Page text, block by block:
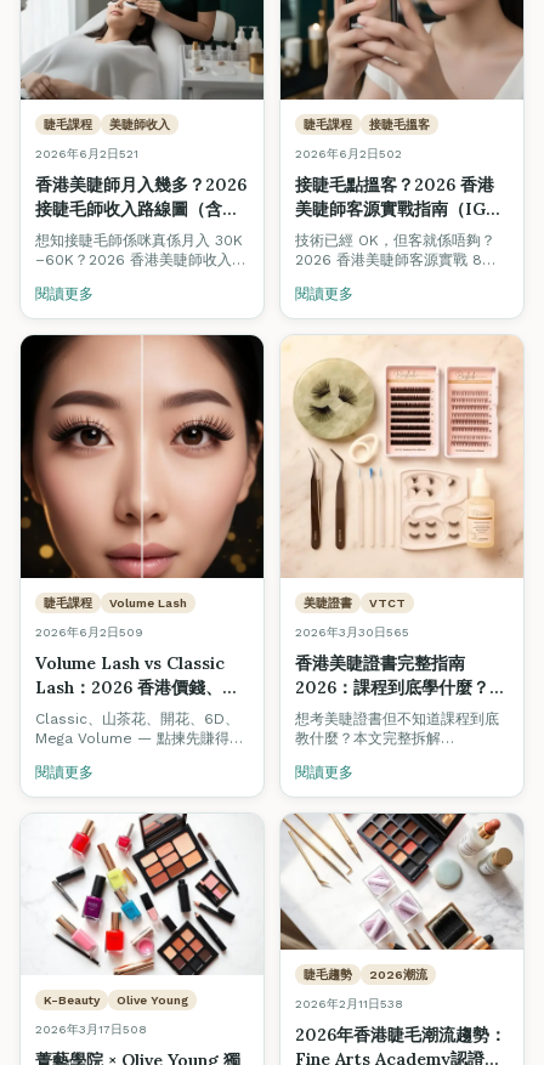
睫毛課程 美睫師收入
2026年6月2日521
香港美睫師月入幾多？2026
接睫毛師收入路線圖（含即
時試算機）
想知接睫毛師係咪真係月入 30K
–60K？2026 香港美睫師收入完
職・全職・工作室老闆）合理收
入、客單價、回頭率對比，加埋
即時收入試算機，拖滑桿即知你
嘅情境月入幾多。
閱讀更多
睫毛課程 接睫毛搵客
2026年6月2日502
接睫毛點搵客？2026 香港
美睫師客源實戰指南（IG・
WhatsApp・回頭客 8 招）
技術已經 OK，但客就係唔夠？
2026 香港美睫師客源實戰 8
Broadcast 模板、3 週回頭率機
制、Beauty Stars 被動曝光、
口碑轉介設計、平台抽成避坑。
新手 3 個月內穩定 1 日 2 客嘅實
際路徑。
閱讀更多
睫毛課程 Volume Lash
2026年6月2日509
Volume Lash vs Classic
Lash：2026 香港價錢、利
潤、技術完整對照（附升級
路徑）
Classic、山茶花、開花、6D、
Mega Volume — 點揀先賺得
照：每款客單價、單客耗時、毛
利率、回頭率、上手難度，加埋
由 Classic 升級到 6D / 婚禮款
嘅技術路徑與課程建議。
閱讀更多
美睫證書 VTCT
2026年3月30日565
香港美睫證書完整指南
2026：課程到底學什麼？真
實技術、考試例子 + 職場應
用全拆解
想考美睫證書但不知道課程到底
教什麼？本文完整拆解
操模塊、考試情境題、真實技術
教學，以及如何在香港開展美睫
事業。
閱讀更多
K-Beauty Olive Young
2026年3月17日508
菁藝學院 × Olive Young 獨
睫毛趨勢 2026潮流
2026年2月11日538
2026年香港睫毛潮流趨勢：
Fine Arts Academy認證美